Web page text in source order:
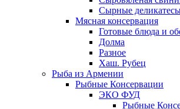
Сырные
Мясная консервация
Готовые блюда и
Долма
Разное
Хаш. Рубец
Рыба из Армении
Рыбные Консервации
ЭКО ФУД
Рыбные